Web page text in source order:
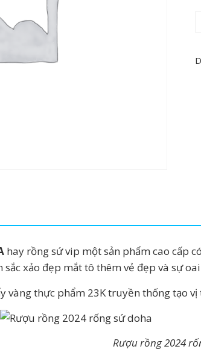
hay rồng sứ vip một sản phẩm cao cấp
xảo đẹp mắt tô thêm vẻ đẹp và sự
vàng thực phẩm 23K truyền thống tạo
Rượu rồng 2024